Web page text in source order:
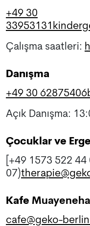
+49 30
33953131
Çalışma saatleri:
Danışma
+49 30 62875406
Açık Danışma:
Çocuklar ve
[+49 1573 522
07)
Kafe
cafe@geko-